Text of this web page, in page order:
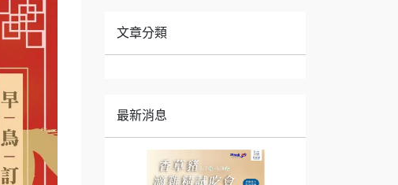
文章分類
最新消息